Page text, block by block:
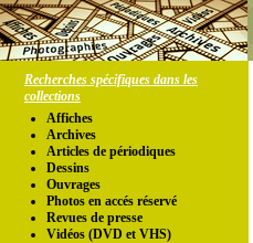
Recherches spécifiques dans les
collections
Affiches
Archives
Articles de périodiques
Dessins
Ouvrages
Photos en accés réservé
Revues de presse
Vidéos (DVD et VHS)